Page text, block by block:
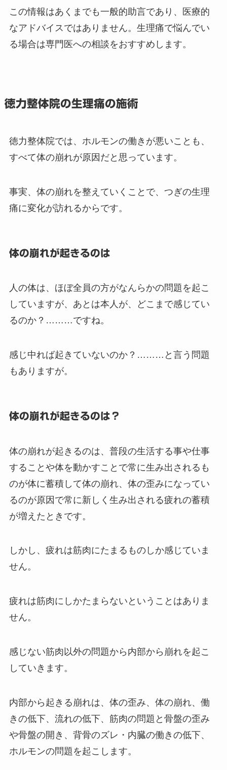
この情報はあくまでも一般的助言であり、医療的
なアドバイスではありません。生理痛で悩んでい
る場合は専門医への相談をおすすめします。
徳力整体院の生理痛の施術
徳力整体院では、ホルモンの働きが悪いことも、
すべて体の崩れが原因だと思っています。
事実、体の崩れを整えていくことで、つぎの生理
痛に変化が訪れるからです。
体の崩れが起きるのは
人の体は、ほぼ全員の方がなんらかの問題を起こ
していますが、あとは本人が、どこまで感じてい
るのか？………ですね。
感じ中れば起きていないのか？………と言う問題
もありますが。
体の崩れが起きるのは？
体の崩れが起きるのは、普段の生活する事や仕事
することや体を動かすことで常に生み出されるも
のが体に蓄積して体の崩れ、体の歪みになってい
るのが原因で常に新しく生み出される疲れの蓄積
が増えたときです。
しかし、疲れは筋肉にたまるものしか感じていま
せん。
疲れは筋肉にしかたまらないということはありま
せん。
感じない筋肉以外の問題から内部から崩れを起こ
していきます。
内部から起きる崩れは、体の歪み、体の崩れ、働
きの低下、流れの低下、筋肉の問題と骨盤の歪み
や骨盤の開き、背骨のズレ・内臓の働きの低下、
ホルモンの問題を起こします。